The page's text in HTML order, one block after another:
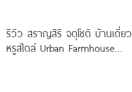
รีวิว สราญสิริ จตุโชติ บ้านเดี่ยว
หรูสไตล์ Urban Farmhouse​